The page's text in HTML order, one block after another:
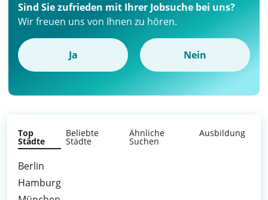
Sind Sie zufrieden mit Ihrer Jobsuche bei uns?
Wir freuen uns von Ihnen zu hören.
Ja Nein
Top
Städte
Beliebte
Städte
Ähnliche
Suchen
Ausbildung
Berlin
Hamburg